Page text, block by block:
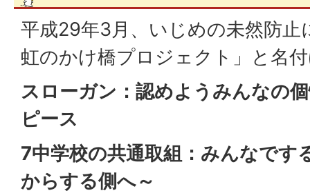
平成29年3月、いじめの未然防止
虹のかけ橋プロジェクト」と名
スローガン：認めようみんなの
ピース
7中学校の共通取組：みんなです
からする側へ～